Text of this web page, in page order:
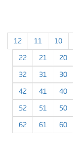
10
11
12
20
21
22
30
31
32
40
41
42
50
51
52
60
61
62